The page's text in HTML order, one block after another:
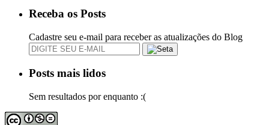
Receba os Posts
Cadastre seu e-mail para receber as atualizações do Blog
Posts mais lidos
Sem resultados por enquanto :(